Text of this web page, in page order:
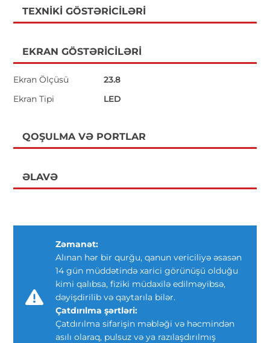
TEXNIKI GÖSTƏRICILƏRI
EKRAN GÖSTƏRICILƏRI
Ekran Ölçüsü
23.8
Ekran Tipi
LED
QOŞULMA VƏ PORTLAR
ƏLAVƏ
Zəmanət:
Alınan hər bir qurğu, qanun vericiliyə əsasən
14 gün müddətində xarici görünüşü olduğu
kimi qalıbsa, fiziki müdaxilə edilməyibsə,
dəyişdirilib və qaytarıla bilər.
Çatdırılma şərtləri:
Çatdırılma sifarişin məbləği və həcmindən
asılı olaraq, pulsuz və ya razılaşdırılmış